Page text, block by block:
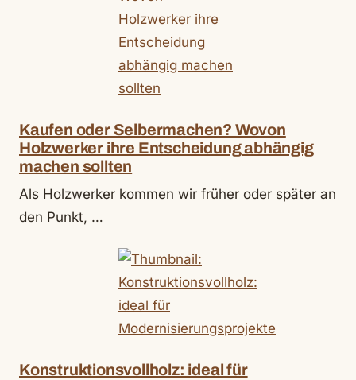
Kaufen oder Selbermachen? Wovon
Holzwerker ihre Entscheidung abhängig
machen sollten
Als Holzwerker kommen wir früher oder später an
den Punkt, …
Konstruktionsvollholz: ideal für